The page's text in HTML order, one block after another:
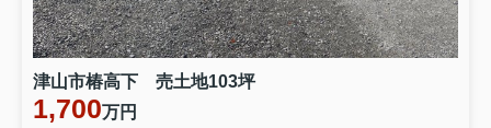
津山市椿高下 売土地103坪
1,700万円